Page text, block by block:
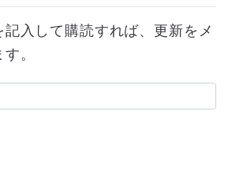
記入して購読すれば、更新をメ
。